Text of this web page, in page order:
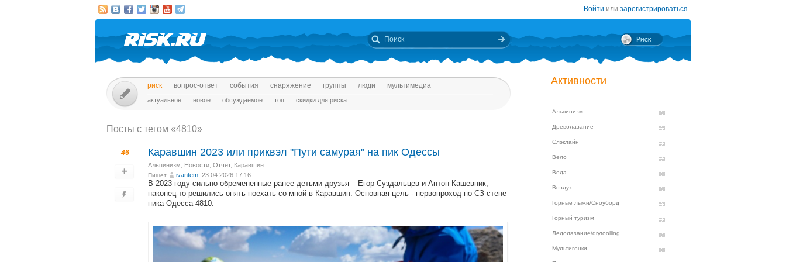
Войти или зарегистрироваться
риск вопрос-ответ события снаряжение группы люди мультимедиа
актуальное новое обсуждаемое топ скидки для риска
Посты c тегом «4810»
46 Каравшин 2023 или приквэл "Пути самурая" на пик Одессы
Альпинизм Новости Отчет, Каравшин
Пишет ivantem , 23.04.2026 17:16
В 2023 году сильно обремененные ранее детьми друзья – Егор Суздальцев и Антон Кашевник,
наконец-то решились опять поехать со мной в Каравшин. Основная цель - первопроход по СЗ стене
пика Одесса 4810.
Активности
Альпинизм
Древолазание
Слэклайн
Вело
Вода
Воздух
Горные лыжи/Сноуборд
Горный туризм
Ледолазание/drytoolling
Мультигонки